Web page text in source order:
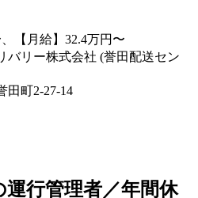
、【月給】32.4万円〜
バリー株式会社 (誉田配送セン
田町2-27-14
行管理者／年間休